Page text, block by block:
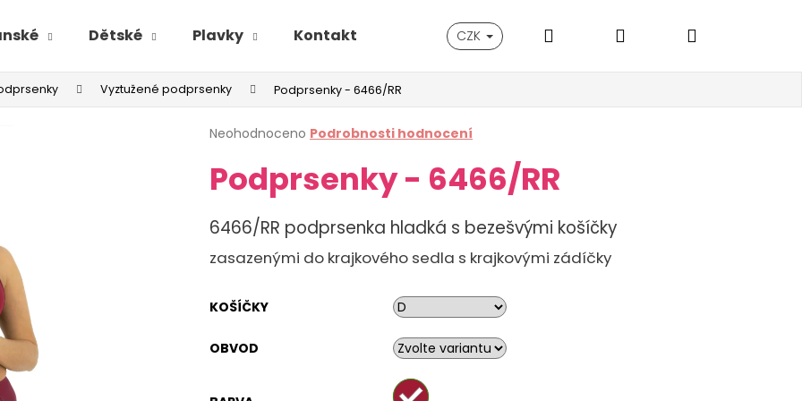
Dětské Plavky Kontakt CZK Hledat PřihlášeníNákupní
košík
Vyztužené podprsenky Podprsenky - 6466/RR
Průměrné
produktu
je
z
5
hvězdiček.
Neohodnoceno Podrobnosti hodnocení
Podprsenky - 6466/RR
6466/RR podprsenka hladká s bezešvými košíčky
zasazenými do krajkového sedla s krajkovými zádíčky
KOŠÍČKY
OBVOD